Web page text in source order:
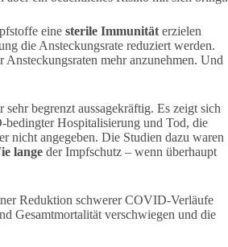
eine sterile Immunität erzielen
die Ansteckungsrate reduziert werden.
mehr anzunehmen. Und
begrenzt aussagekräftig. Es zeigt sich
Hospitalisierung und Tod, die
nicht angegeben. Die Studien dazu waren
lange der Impfschutz – wenn überhaupt
Reduktion schwerer COVID-Verläufe
Gesamtmortalität verschwiegen und die